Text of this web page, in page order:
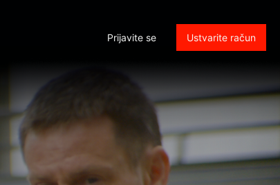
Prijavite se Ustvarite račun